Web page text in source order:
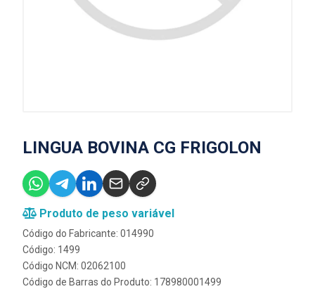
LINGUA BOVINA CG FRIGOLON
Produto de peso variável
Código do Fabricante: 014990
Código: 1499
Código NCM: 02062100
Código de Barras do Produto: 178980001499